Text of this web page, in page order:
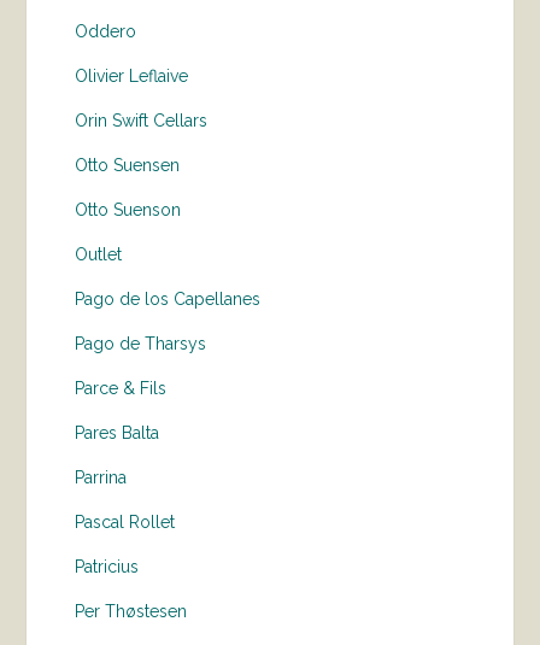
Oddero
Olivier Leflaive
Orin Swift Cellars
Otto Suensen
Otto Suenson
Outlet
Pago de los Capellanes
Pago de Tharsys
Parce & Fils
Pares Balta
Parrina
Pascal Rollet
Patricius
Per Thøstesen